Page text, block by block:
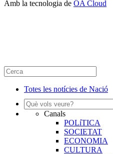
Amb la tecnologia de OA Cloud
Totes les notícies de Nació
Canals
POLíTICA
SOCIETAT
ECONOMIA
CULTURA